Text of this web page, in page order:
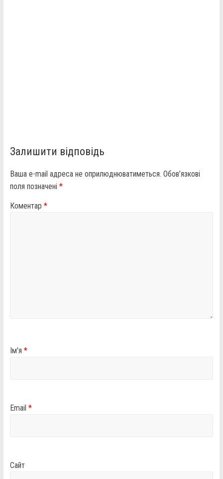
Залишити відповідь
Ваша e-mail адреса не оприлюднюватиметься. Обов’язкові
поля позначені *
Коментар *
Ім'я *
Email *
Сайт